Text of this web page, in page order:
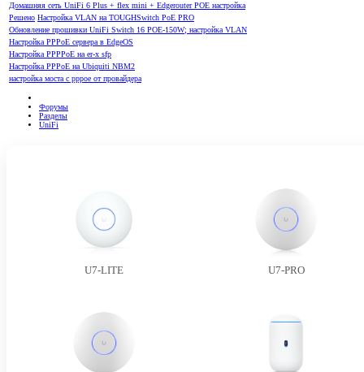
Домашняя сеть UniFi 6 Plus + flex mini + Edgerouter POE настройка
Решено Настройка VLAN на TOUGHSwitch PoE PRO
Обновление прошивки UniFi Switch 16 POE-150W; настройка VLAN
Настройка PPPoE сервера в EdgeOS
Настройка PPPPoE на er-x sfp
Настройка PPPoE на Ubiquiti NBM2
настройка моста с pppoe от провайдера
Форумы
Разделы
UniFi
U7-LITE U7-PRO